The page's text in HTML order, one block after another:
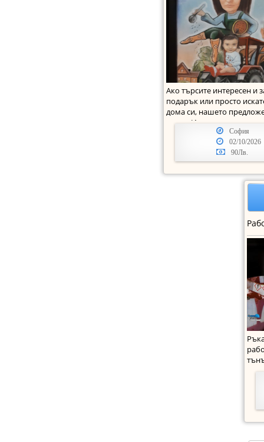
Ако търсите интересен и
подарък или просто
дома си, нашето
за вас. Из
София
02/10/2026
90Лв.